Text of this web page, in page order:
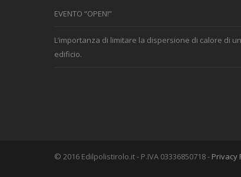
EVENTO “OPEN!”
L’importanza di limitare la dispersione di calore di un
edificio.
© 2016 Edilpolistirolo.it - P.IVA 03336850718 - Privacy